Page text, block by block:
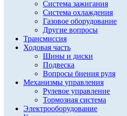
Система зажигания
Система охлаждения
Газовое оборудование
Другие вопросы
Трансмиссия
Ходовая часть
Шины и диски
Подвеска
Вопросы биения руля
Механизмы управления
Рулевое управление
Тормозная система
Электрооборудование